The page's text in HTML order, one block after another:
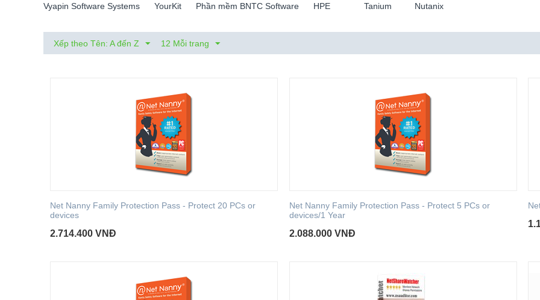
Vyapin Software Systems YourKit Phần mềm BNTC Software HPE Tanium Nutanix
Xếp theo Tên: A đến Z 12 Mỗi trang
Net Nanny Family Protection Pass - Protect 20 PCs or
devices
2.714.400 VNĐ
Net Nanny Family Protection Pass - Protect 5 PCs or
devices/1 Year
2.088.000 VNĐ